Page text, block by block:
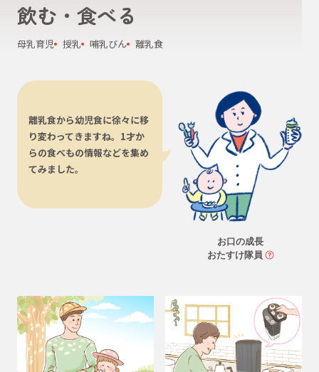
飲む・食べる
母乳育児 授乳 哺乳びん 離乳食
離乳食から幼児食に徐々に移
り変わってきますね。1才か
らの食べもの情報などを集め
てみました。
お口の成長
おたすけ隊員